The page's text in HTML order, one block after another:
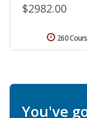
$2982.00
260
You've